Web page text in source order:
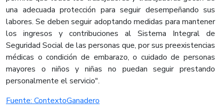
una adecuada protección para seguir desempeñando sus
labores. Se deben seguir adoptando medidas para mantener
los ingresos y contribuciones al Sistema Integral de
Seguridad Social de las personas que, por sus preexistencias
médicas o condición de embarazo, o cuidado de personas
mayores o niños y niñas no puedan seguir prestando
personalmente el servicio".
Fuente: ContextoGanadero